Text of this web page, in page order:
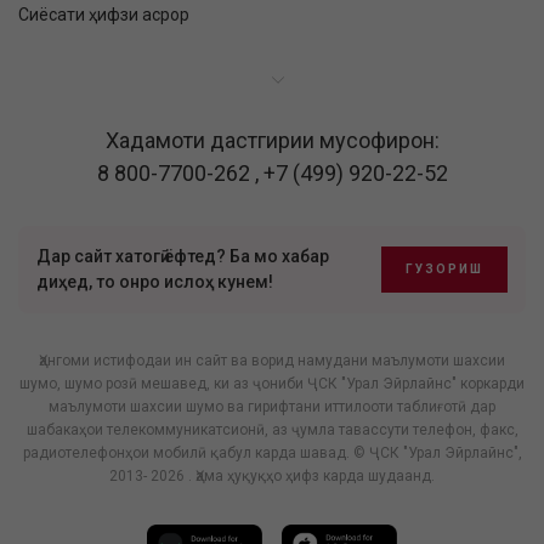
Сиёсати ҳифзи асрор
Хадамоти дастгирии мусофирон:
8 800-7700-262 ,+7 (499) 920-22-52
Дар сайт хатогӣ ёфтед? Ба мо хабар
диҳед, то онро ислоҳ кунем!
ГУЗОРИШ
Ҳангоми истифодаи ин сайт ва ворид намудани маълумоти шахсии
шумо, шумо розӣ мешавед, ки аз ҷониби ҶСК "Урал Эйрлайнс" коркарди
маълумоти шахсии шумо ва гирифтани иттилооти таблиғотӣ дар
шабакаҳои телекоммуникатсионӣ, аз ҷумла тавассути телефон, факс,
радиотелефонҳои мобилӣ қабул карда шавад. © ҶСК "Урал Эйрлайнс",
2013- 2026 . Ҳама ҳуқуқҳо ҳифз карда шудаанд.